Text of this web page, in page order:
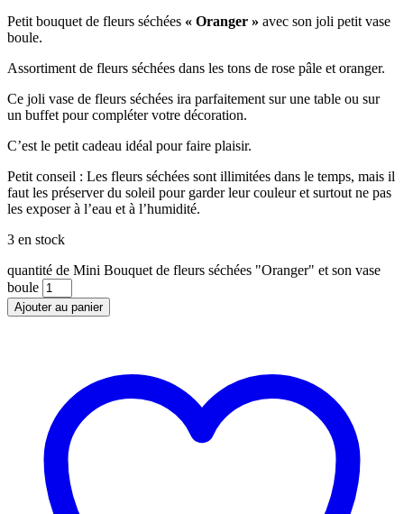
Petit bouquet de fleurs séchées « Oranger » avec son joli petit vase
boule.
Assortiment de fleurs séchées dans les tons de rose pâle et oranger.
Ce joli vase de fleurs séchées ira parfaitement sur une table ou sur
un buffet pour compléter votre décoration.
C’est le petit cadeau idéal pour faire plaisir.
Petit conseil : Les fleurs séchées sont illimitées dans le temps, mais il
faut les préserver du soleil pour garder leur couleur et surtout ne pas
les exposer à l’eau et à l’humidité.
3 en stock
quantité de Mini Bouquet de fleurs séchées "Oranger" et son vase
boule
Ajouter au panier